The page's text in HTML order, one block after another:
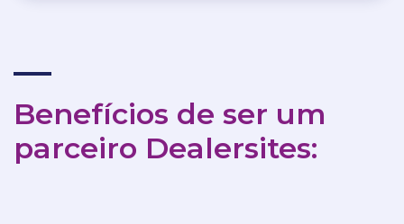
Benefícios de ser um
parceiro Dealersites: